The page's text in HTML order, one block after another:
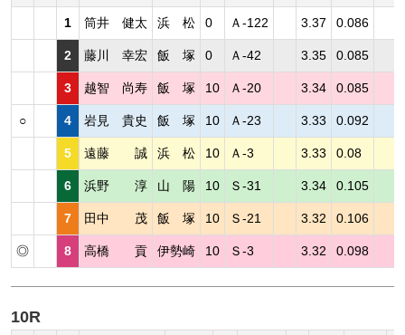
1 筒井 健太 浜 松 0 Ａ-122 3.37 0.086
2 藤川 幸宏 飯 塚 0 Ａ-42 3.35 0.085
3 越智 尚寿 飯 塚 10 Ａ-20 3.34 0.085
○ 4 岩見 貴史 飯 塚 10 Ａ-23 3.33 0.092
5 遠藤 誠 浜 松 10 Ａ-3 3.33 0.08
6 浜野 淳 山 陽 10 Ｓ-31 3.34 0.105
7 田中 茂 飯 塚 10 Ｓ-21 3.32 0.106
◎ 8 高橋 貢 伊勢崎 10 Ｓ-3 3.32 0.098
10R